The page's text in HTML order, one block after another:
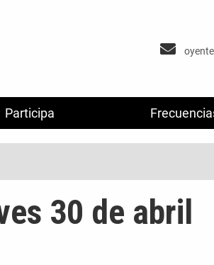
Participa
30 de abril